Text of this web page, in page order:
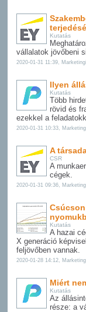
Kutatás
vállalatok jövőbeni
2020-01-31 11:39,
Ilyen
Kutatás
Több
rövid és
ezekkel a
2020-01-31 10:33,
A
CSR
A
cégek.
2020-01-31 09:36,
Kutatás
A hazai
X generáció
feljövőben vannak.
2020-01-28 14:12,
Miért
Kutatás
Az
része: a